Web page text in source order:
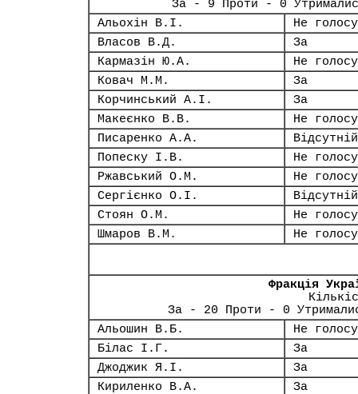
За - 9 Проти - 0
Альохін В.І.
Не
Власов В.Д.
За
Кармазін Ю.А.
Не
Ковач М.М.
За
Корчинський А.І.
За
Макеєнко В.В.
Не
Писаренко А.А.
Відсутній
Попеску І.В.
Не
Ржавський О.М.
Не
Сергієнко О.І.
Відсутній
Стоян О.М.
Не
Шмаров В.М.
Не
Фракція
За - 20 Проти - 0
Альошин В.Б.
Не
Білас І.Г.
За
Джоджик Я.І.
За
Кириленко В.А.
За